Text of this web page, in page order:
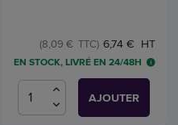
6,74 € HT
(8,09 € TTC)
EN STOCK, LIVRÉ EN 24/48H
AJOUTER